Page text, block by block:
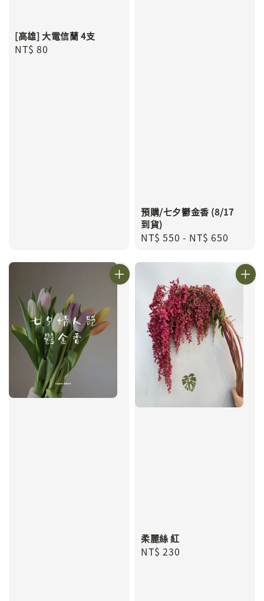
[高雄] 大電信蘭 4支
Regular
NT$ 80
預購/七夕鬱金香 (8/17
到貨)
Regular
NT$ 550 - NT$ 650
柔麗絲 紅
Regular
NT$ 230